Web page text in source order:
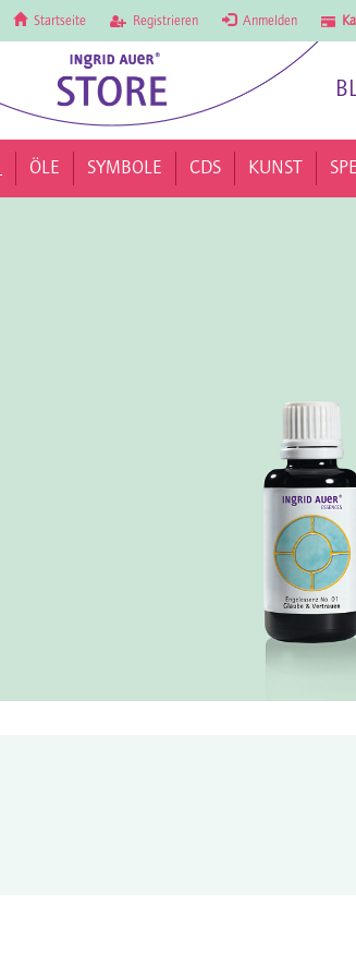
Startseite Registrieren Anmelden
ÖLE SYMBOLE CDS KUNST